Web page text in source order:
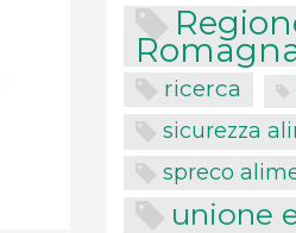
ricerca
sicurezza
spreco
unione